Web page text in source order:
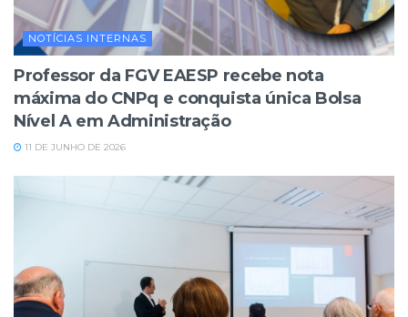
NOTÍCIAS INTERNAS
Professor da FGV EAESP recebe nota
máxima do CNPq e conquista única Bolsa
Nível A em Administração
11 DE JUNHO DE 2026